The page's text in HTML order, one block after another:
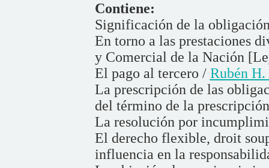
Contiene:
Significación de la
En torno a las prestaciones
y Comercial de la Nación
El pago al tercero / Rubén H.
La prescripción de las
del término de la
La resolución por
El derecho flexible, droit
influencia en la